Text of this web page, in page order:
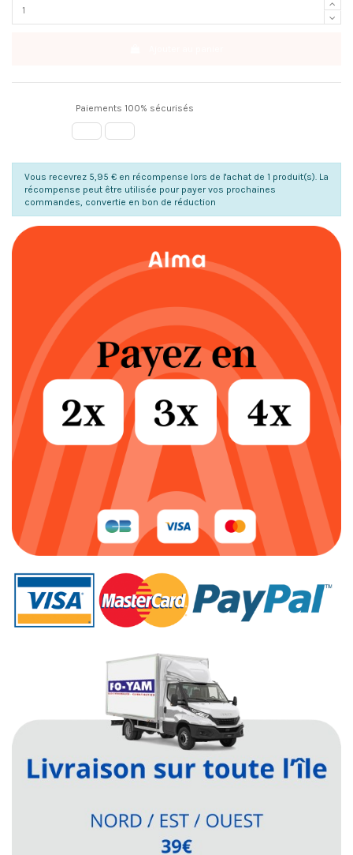
Paiements 100% sécurisés
Vous recevrez 5,95 € en récompense lors de l'achat de 1 produit(s). La
récompense peut être utilisée pour payer vos prochaines
commandes, convertie en bon de réduction